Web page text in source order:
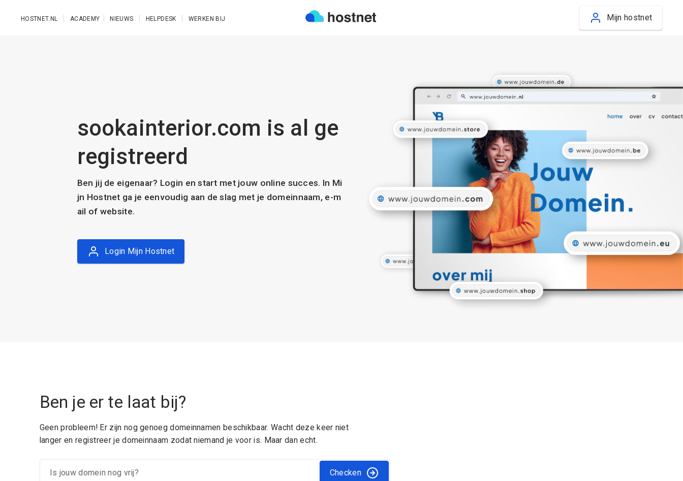
HOSTNET.NL ACADEMY NIEUWS HELPDESK WERKEN BIJ Mijn hostnet
sookainterior.com is al ge
registreerd
Ben jij de eigenaar? Login en start met jouw online succes. In Mi
jn Hostnet ga je eenvoudig aan de slag met je domeinnaam, e-m
ail of website.
Login Mijn Hostnet
Ben je er te laat bij?
Geen probleem! Er zijn nog genoeg domeinnamen beschikbaar. Wacht deze keer niet
langer en registreer je domeinnaam zodat niemand je voor is. Maar dan echt.
Checken